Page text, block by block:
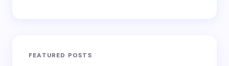
FEATURED POSTS